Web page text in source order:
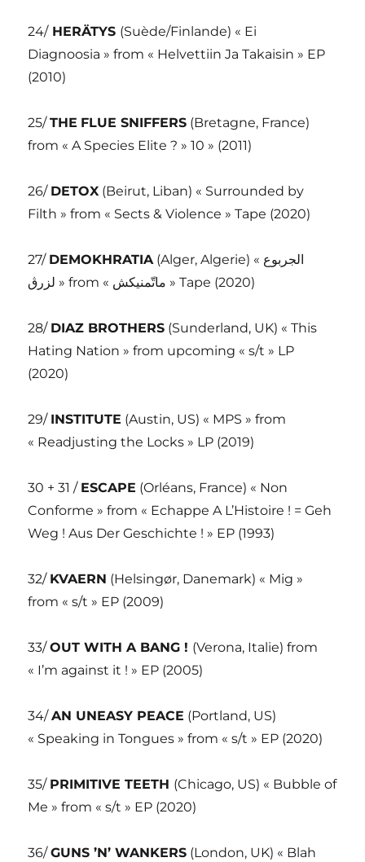
24/HERÄTYS (Suède/Finlande) « Ei
Diagnoosia » from « Helvettiin Ja Takaisin » EP
(2010)
25/THE FLUE SNIFFERS (Bretagne, France)
from « A Species Elite ? » 10 » (2011)
26/ DETOX (Beirut, Liban) « Surrounded by
Filth » from « Sects & Violence » Tape (2020)
27/ DEMOKHRATIA(Alger, Algerie) « الجربوع
لزرڨ » from « ماتّمنيكش » Tape (2020)
28/ DIAZ BROTHERS (Sunderland, UK) « This
Hating Nation » from upcoming « s/t » LP
(2020)
29/ INSTITUTE (Austin, US) « MPS » from
« Readjusting the Locks » LP (2019)
30 + 31 / ESCAPE (Orléans, France) « Non
Conforme » from « Echappe A L’Histoire ! = Geh
Weg ! Aus Der Geschichte ! » EP (1993)
32/ KVAERN (Helsingør, Danemark) « Mig »
from « s/t » EP (2009)
33/OUT WITH A BANG ! (Verona, Italie) from
« I’m against it ! » EP (2005)
34/AN UNEASY PEACE (Portland, US)
« Speaking in Tongues » from « s/t » EP (2020)
35/ PRIMITIVE TEETH (Chicago, US) « Bubble of
Me » from « s/t » EP (2020)
36/GUNS ’N’ WANKERS (London, UK) « Blah